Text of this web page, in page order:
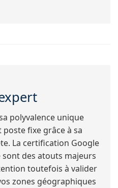
polyvalence unique
fixe grâce à sa
La certification Google
des atouts majeurs
toutefois à valider
zones géographiques